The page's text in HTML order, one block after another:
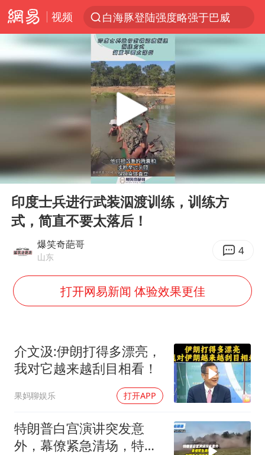
视频
白海豚登陆强度略强于巴威
《披荆斩棘2026》阵容官宣
杭州机场已取消航班388架次
浙江省委书记：该停下的坚决停下来
白海豚北上或致京津冀暴雨
上海有出现龙卷潜势
新疆一婚礼线上邀请引热议
中国第1高楼阻尼器摆动明显
国足U17与阿森纳决赛取消 并列冠军
王艺迪2-4不敌张本美和止步4强
司机见竹子晃动紧急停车救下全车人
灌溉水坝被隔成鱼塘 村民投诉20余年
奋力开创中国式现代化建设新局面
Play
00:00 00:11
印度士兵进行武装泅渡训练，训练方
式，简直不要太落后！
爆笑奇葩哥
山东 4
打开网易新闻 体验效果更佳
介文汲:伊朗打得多漂亮，
我对它越来越刮目相看！
果妈聊娱乐 打开APP
特朗普白宫演讲突发意
外，幕僚紧急清场，特朗